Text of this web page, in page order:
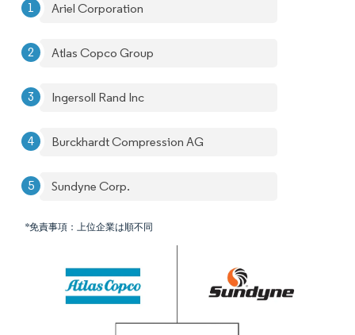
Ariel Corporation
Atlas Copco Group
Ingersoll Rand Inc
Burckhardt Compression AG
Sundyne Corp.
*免責事項：上位企業は順不同